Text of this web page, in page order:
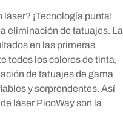
¡Tecnología punta!
eliminación de tatuajes. La
en las primeras
todos los colores de tinta,
de tatuajes de gama
y sorprendentes. Así
láser PicoWay son la